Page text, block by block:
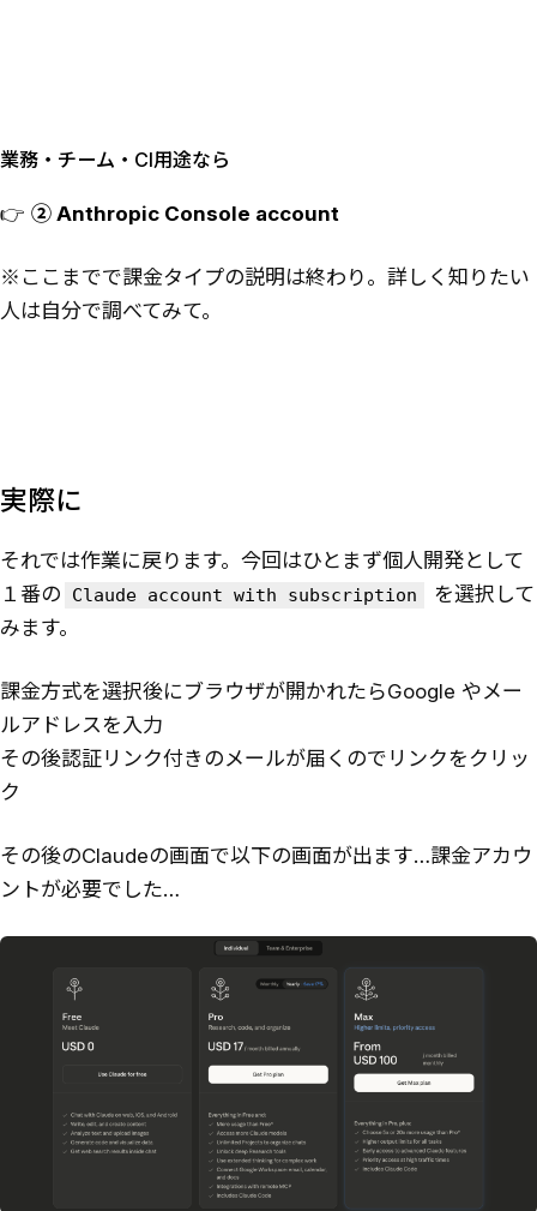
業務・チーム・CI用途なら
👉 ② Anthropic Console account
※ここまでで課金タイプの説明は終わり。詳しく知りたい
人は自分で調べてみて。
実際に
それでは作業に戻ります。今回はひとまず個人開発として
１番の
Claude account with subscription
を選択して
みます。
課金方式を選択後にブラウザが開かれたらGoogle やメー
ルアドレスを入力
その後認証リンク付きのメールが届くのでリンクをクリッ
ク
その後のClaudeの画面で以下の画面が出ます…課金アカウ
ントが必要でした…